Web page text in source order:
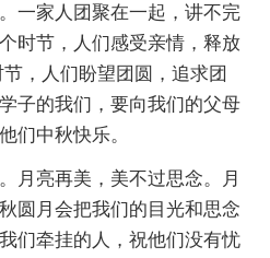
一家人团聚在一起，讲不完
时节，人们感受亲情，释放
，人们盼望团圆，追求团
子的我们，要向我们的父母
们中秋快乐。
月亮再美，美不过思念。月
圆月会把我们的目光和思念
们牵挂的人，祝他们没有忧